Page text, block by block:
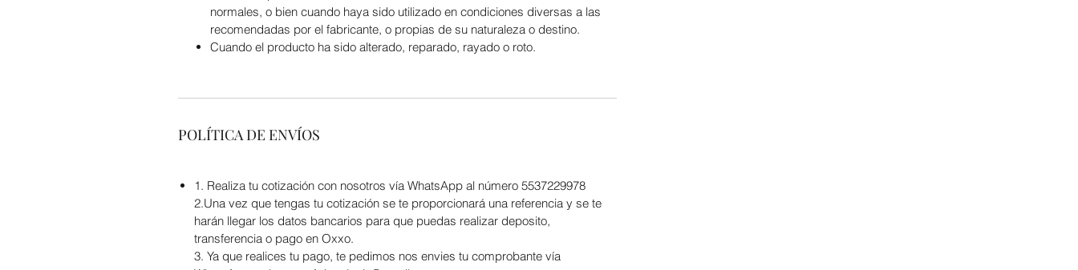
normales, o bien cuando haya sido utilizado en condiciones diversas a las
recomendadas por el fabricante, o propias de su naturaleza o destino.
Cuando el producto ha sido alterado, reparado, rayado o roto.
POLÍTICA DE ENVÍOS
1. Realiza tu cotización con nosotros vía WhatsApp al número 5537229978
2.Una vez que tengas tu cotización se te proporcionará una referencia y se te
harán llegar los datos bancarios para que puedas realizar deposito,
transferencia o pago en Oxxo.
3. Ya que realices tu pago, te pedimos nos envies tu comprobante vía